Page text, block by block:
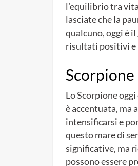
l’equilibrio tra
lasciate che la
qualcuno, oggi è
risultati positivi e
Scorpione
Lo Scorpione
è accentuata, ma
intensificarsi e
questo mare di
significative, ma
possono essere